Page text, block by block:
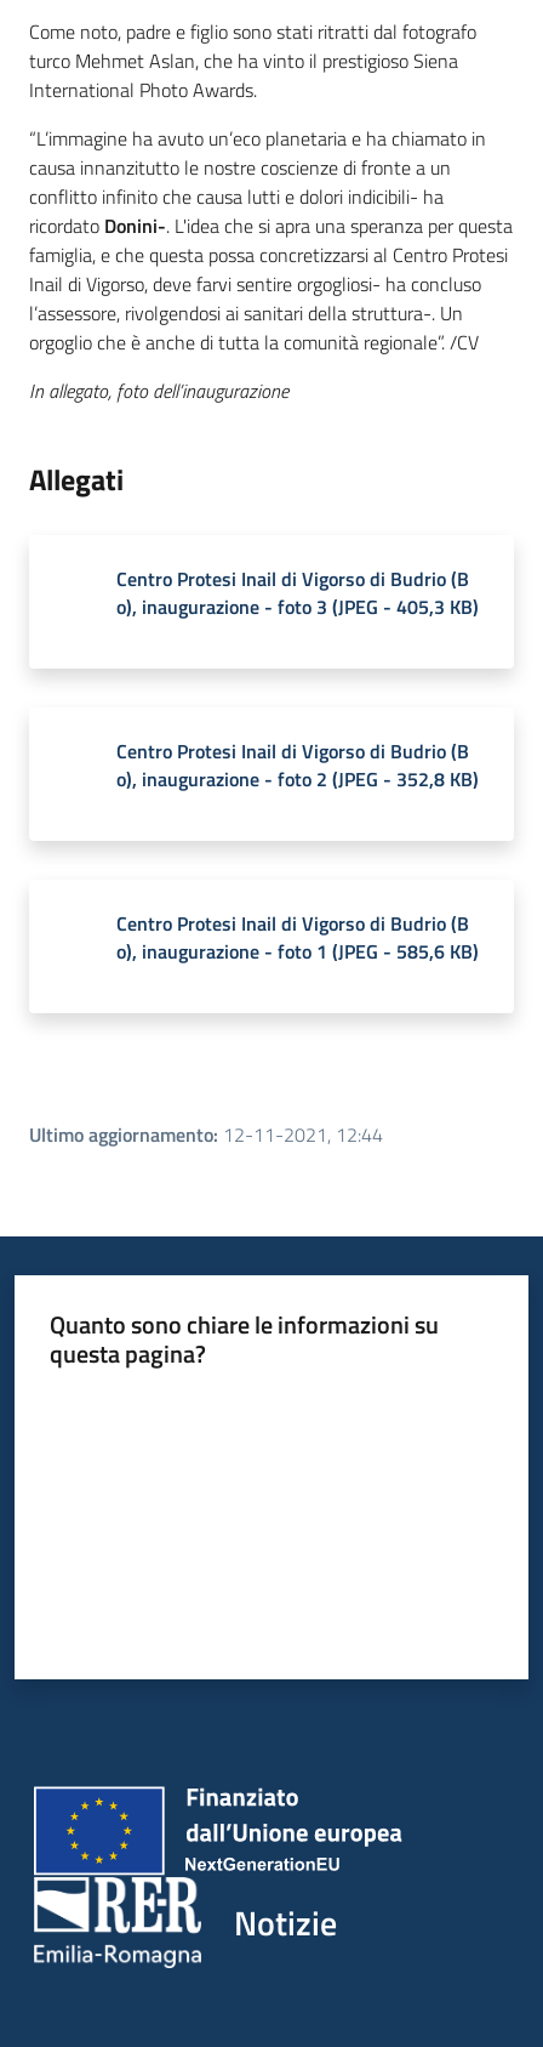
Come noto, padre e figlio sono stati ritratti dal fotografo
turco Mehmet Aslan, che ha vinto il prestigioso Siena
International Photo Awards.
“L’immagine ha avuto un’eco planetaria e ha chiamato in
causa innanzitutto le nostre coscienze di fronte a un
conflitto infinito che causa lutti e dolori indicibili- ha
ricordato Donini-. L'idea che si apra una speranza per questa
famiglia, e che questa possa concretizzarsi al Centro Protesi
Inail di Vigorso, deve farvi sentire orgogliosi- ha concluso
l’assessore, rivolgendosi ai sanitari della struttura-. Un
orgoglio che è anche di tutta la comunità regionale”. /CV
In allegato, foto dell’inaugurazione
Allegati
Centro Protesi Inail di Vigorso di Budrio (B
o), inaugurazione - foto 3 (JPEG - 405,3 KB)
Centro Protesi Inail di Vigorso di Budrio (B
o), inaugurazione - foto 2 (JPEG - 352,8 KB)
Centro Protesi Inail di Vigorso di Budrio (B
o), inaugurazione - foto 1 (JPEG - 585,6 KB)
Ultimo aggiornamento: 12-11-2021, 12:44
Quanto sono chiare le informazioni su
questa pagina?
Notizie